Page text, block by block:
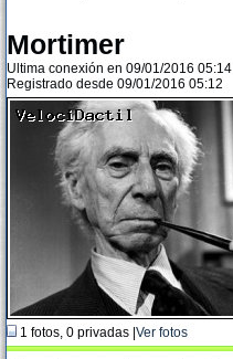
Mortimer
Ultima conexión en 09/01/2016 05:14
Registrado desde 09/01/2016 05:12
1 fotos, 0 privadas | Ver fotos